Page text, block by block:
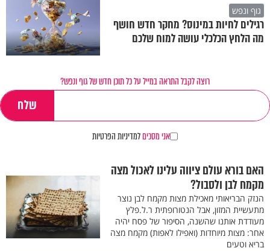
גוף ונפש
רגילים לחיות במינוס? מחקר חדש חושף
מה הלחץ הכלכלי עושה למוח שלכם
רוצה לקבל התראה במייל על כל תוכן חדש של גוף ונפש?
אני מסכיםלמדיניות הפרטיות
האם בורא עולם ציווה עלינו לאכול מצה
מקמח לבן ולסבול?
הנזק הבריאותי מאכילת מצות מקמח לבן נוצר
מתעשיית המזון, אבל הנטורופתית ר.ל.פלץ
מעודדת אותנו שהשנה, הסיפור של פסח יהיה
אחר: מצות מיוחדות (ואפילו לאפות) מקמח מצה
בריא וטעים